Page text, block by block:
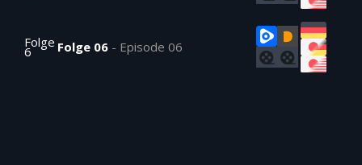
Folge
6 Folge 06 - Episode 06